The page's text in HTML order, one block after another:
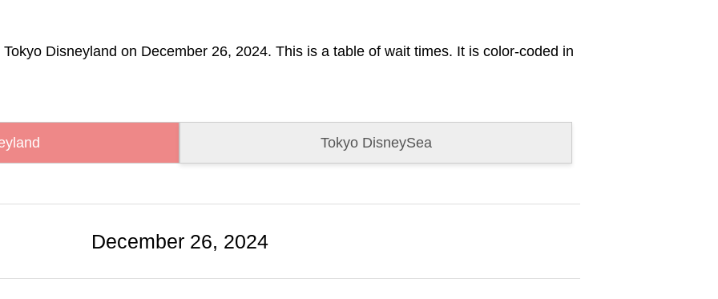
Disneyland on December 26, 2024. This is a table of wait times. It is color-coded in
Tokyo DisneySea
December 26, 2024